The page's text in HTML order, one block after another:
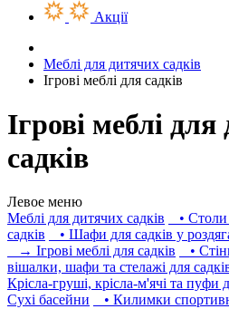
Акції
Меблі для дитячих садків
Ігрові меблі для садків
Ігрові меблі
садків
Левое меню
Меблі для дитячих садків
• Столи
садків
• Шафи для садків у
→ Ігрові меблі для садків
•
вішалки, шафи та стелажі для
Крісла-груші, крісла-м'ячі та пуфи
Сухі басейни
• Килимки